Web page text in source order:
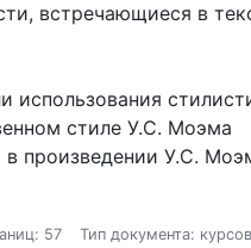
встречающиеся в
использования
стиле У.С. Моэма
в произведении У.С.
57 Тип документа: